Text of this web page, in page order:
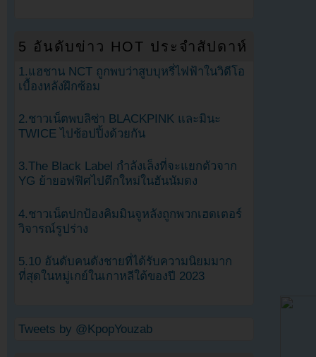
5 อันดับข่าว HOT ประจำสัปดาห์
1.แฮชาน NCT ถูกพบว่าสูบบุหรี่ไฟฟ้าในวิดีโอ
เบื้องหลังฝึกซ้อม
2.ชาวเน็ตพบลิซ่า BLACKPINK และมินะ
TWICE ไปช้อปปิ้งด้วยกัน
3.The Black Label กำลังเล็งที่จะแยกตัวจาก
YG ย้ายอฟฟิศไปตึกใหม่ในฮันนัมดง
4.ชาวเน็ตปกป้องคิมมินจูหลังถูกพวกเฮดเตอร์
วิจารณ์รูปร่าง
5.10 อันดับคนดังชายที่ได้รับความนิยมมาก
ที่สุดในหมู่เกย์ในเกาหลีใต้ของปี 2023
Tweets by @KpopYouzab